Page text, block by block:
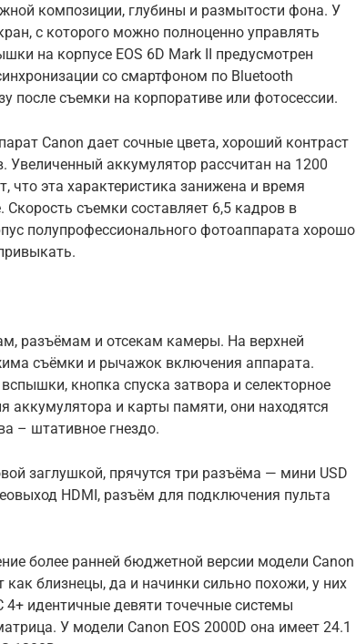
композиции, глубины и размытости фона. У
с которого можно полноценно управлять
на корпусе EOS 6D Mark II предусмотрен
со смартфоном по Bluetooth
после съемки на корпоративе или фотосессии.
Canon дает сочные цвета, хороший контраст
Увеличенный аккумулятор рассчитан на 1200
что эта характеристика занижена и время
съемки составляет 6,5 кадров в
полупрофессионального фотоаппарата хорошо
разъёмам и отсекам камеры. На верхней
съёмки и рычажок включения аппарата.
кнопка спуска затвора и селекторное
аккумулятора и карты памяти, они находятся
– штативное гнездо.
заглушкой, прячутся три разъёма — мини USD
HDMI, разъём для подключения пульта
более ранней бюджетной версии модели Canon
близнецы, да и начинки сильно похожи, у них
4+ идентичные девяти точечные системы
У модели Canon EOS 2000D она имеет 24.1